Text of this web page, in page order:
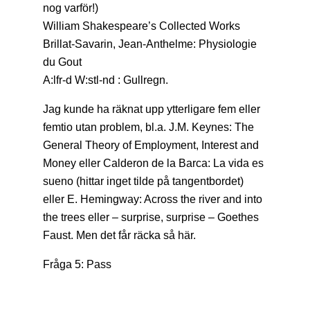
nog varför!)
William Shakespeare’s Collected Works
Brillat-Savarin, Jean-Anthelme: Physiologie
du Gout
A:lfr-d W:stl-nd : Gullregn.
Jag kunde ha räknat upp ytterligare fem eller
femtio utan problem, bl.a. J.M. Keynes: The
General Theory of Employment, Interest and
Money eller Calderon de la Barca: La vida es
sueno (hittar inget tilde på tangentbordet)
eller E. Hemingway: Across the river and into
the trees eller – surprise, surprise – Goethes
Faust. Men det får räcka så här.
Fråga 5: Pass